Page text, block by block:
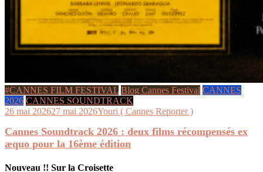
#CANNES FILM FESTIVAL Blog Cannes Festival CANNES
2026 CANNES SOUNDTRACK
26 mai 202627 mai 2026Youri ( Cannes Reporter )
Cannes Soundtrack 2026 : deux films récompensés ex
æquo pour la 16ème édition
Nouveau !! Sur la Croisette